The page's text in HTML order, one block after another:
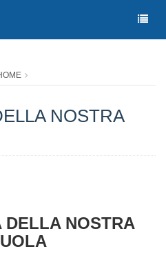
NOSTRA
DELLA NOSTRA